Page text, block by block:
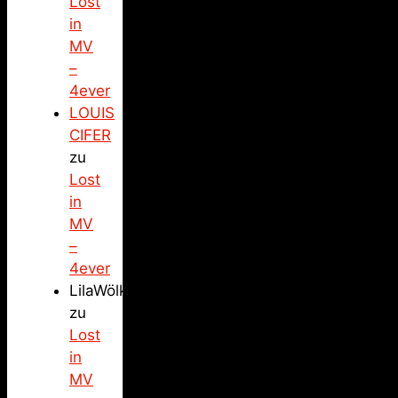
in
MV
–
4ever
LOUIS
CIFER
zu
Lost
in
MV
–
4ever
LilaWölkchen
zu
Lost
in
MV